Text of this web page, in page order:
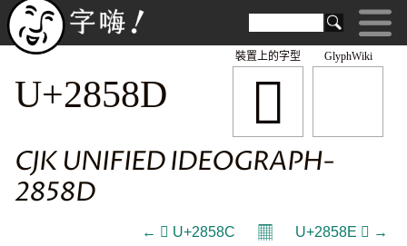
GlyphWiki
𨖍
裝置上的字型
U+2858D
CJK UNIFIED IDEOGRAPH-
2858D
← 𨖌 U+2858C 𝄜 U+2858E 𨖎 →